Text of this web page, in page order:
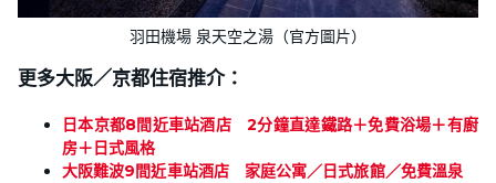
羽田機場 泉天空之湯（官方圖片）
更多大阪／京都住宿推介：
日本京都8間近車站酒店 2分鐘直達鐵路＋免費浴場＋有廚
房＋日式風格
大阪難波9間近車站酒店 家庭公寓／日式旅館／免費溫泉